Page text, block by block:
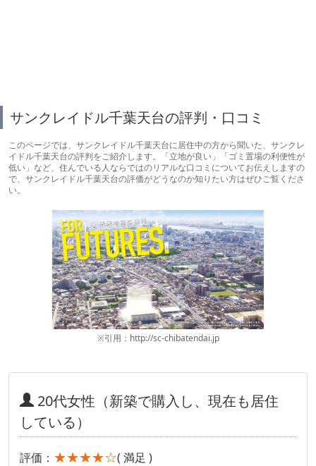
サンクレイドル千葉天台の評判・口コミ
このページでは、サンクレイドル千葉天台に居住中の方から聞いた、サンクレ
イドル千葉天台の評判をご紹介します。「立地が良い」「ゴミ置場の利便性が
低い」など、住んでいる人ならではのリアルな口コミについてお伝えしますの
で、サンクレイドル千葉天台の評価がどうなのか知りたい方はぜひご覧くださ
い。
※引用：http://sc-chibatendai.jp
20代女性（新築で購入し、現在も居住
している）
評価： ★★★★☆( 満足 )